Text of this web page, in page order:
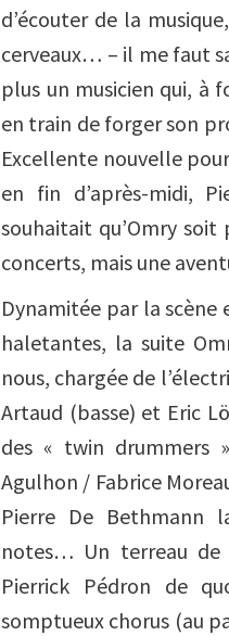
d’écouter de la
cerveaux… – il me faut
plus un musicien qui, à
en train de forger son
Excellente nouvelle
en fin d’après-midi,
souhaitait qu’Omry soit
concerts, mais une
Dynamitée par la scène
haletantes, la suite
nous, chargée de
Artaud (basse) et Eric
des « twin drummers
Agulhon / Fabrice
Pierre De Bethmann
notes… Un terreau
Pierrick Pédron de
somptueux chorus (au